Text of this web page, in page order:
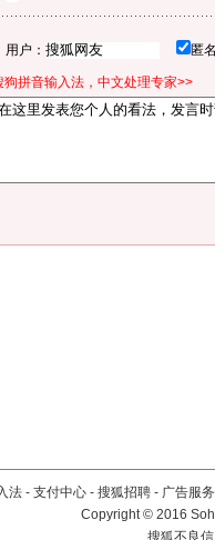
用户： 匿
狗拼音输入法，中文处理专家>>
法 - 支付中心 - 搜狐招聘 - 广告服务
Copyright©2016
搜狐不良信